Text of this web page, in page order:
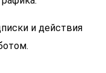
и действия